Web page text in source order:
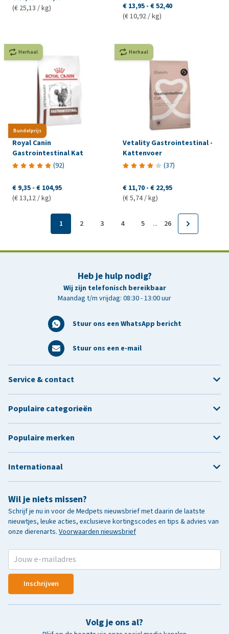
(€ 25,13 / kg)
€ 13,95 - € 52,40
(€ 10,92 / kg)
Bundelprijs
Herhaal
Royal Canin
Gastrointestinal Kat
(92)
€ 9,35 - € 104,95
(€ 13,12 / kg)
Herhaal
Vetality Gastrointestinal -
Kattenvoer
(37)
€ 11,70 - € 22,95
(€ 5,74 / kg)
1 2 3 4 5 ... 26
Heb je hulp nodig?
Wij zijn telefonisch bereikbaar
Maandag t/m vrijdag: 08:30 - 13:00 uur
Stuur ons een WhatsApp bericht
Stuur ons een e-mail
Wil je niets missen?
Schrijf je nu in voor de Medpets nieuwsbrief met daarin de laatste
nieuwtjes, leuke acties, exclusieve kortingscodes en tips & advies van
onze dierenarts. Voorwaarden nieuwsbrief
Inschrijven
Volg je ons al?
Service & contact
Populaire categorieën
Populaire merken
Internationaal